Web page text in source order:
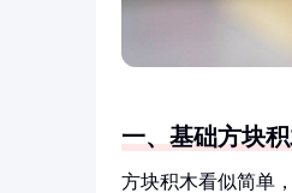
一、基础方块
方块积木看似简单